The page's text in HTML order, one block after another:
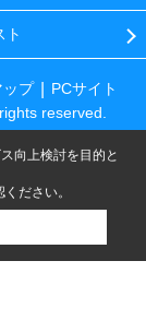
ト
ップ
PCサイト
reserved.
向上検討を目的と
ださい。